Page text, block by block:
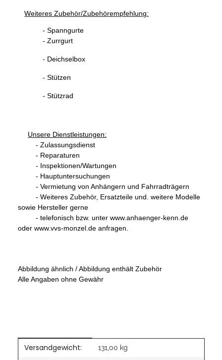
Weiteres Zubehör/Zubehörempfehlung:
- Spanngurte
- Zurrgurt
- Deichselbox
- Stützen
- Stützrad
Unsere Dienstleistungen:
- Zulassungsdienst
- Reparaturen
- Inspektionen/Wartungen
- Hauptuntersuchungen
- Vermietung von Anhängern und Fahrradträgern
- Weiteres Zubehör, Ersatzteile und. weitere Modelle
sowie Hersteller gerne
- telefonisch bzw. unter www.anhaenger-kenn.de
oder www.vvs-monzel.de anfragen.
Abbildung ähnlich / Abbildung enthält Zubehör
Alle Angaben ohne Gewähr
Produkteigenschaft
Wert
Versandgewicht: 131,00 kg